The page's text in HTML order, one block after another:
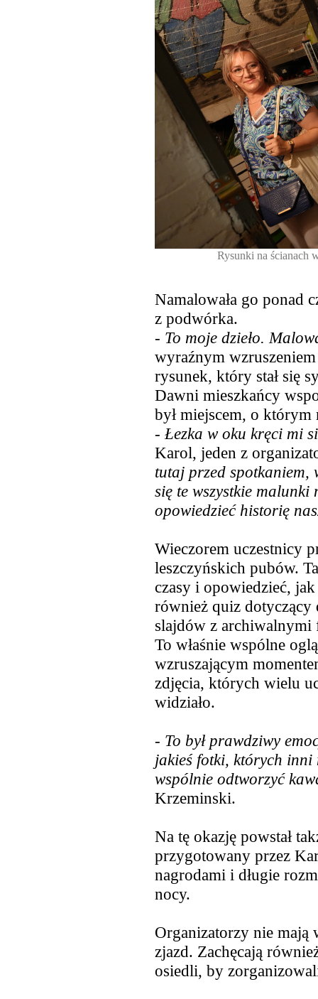
Rysunki na ścianach
Namalowała go ponad
z podwórka.
- To moje dzieło.
wyraźnym
rysunek, który stał się
Dawni mieszkańcy
był miejscem, o
- Łezka w oku kręci mi
Karol, jeden z
tutaj przed spotkaniem,
się te wszystkie malunki
opowiedzieć historię
Wieczorem uczestnicy
leszczyńskich pubów.
czasy i opowiedzieć,
również quiz
slajdów z archiwalnymi
To właśnie wspólne
wzruszającym
zdjęcia, których wielu
widziało.
- To był prawdziwy
jakieś fotki, których inni
wspólnie odtworzyć
Krzeminski.
Na tę okazję powstał
przygotowany przez
nagrodami i długie
nocy.
Organizatorzy nie mają
zjazd. Zachęcają
osiedli, by